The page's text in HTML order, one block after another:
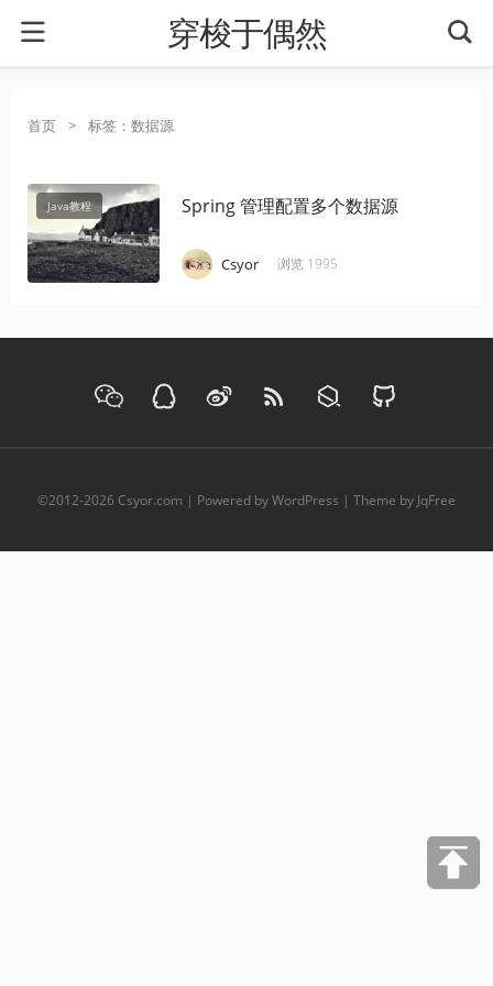
穿梭于偶然
首页 > 标签：数据源
Java教程 Spring 管理配置多个数据源
Csyor 浏览 1995
©2012-2026 Csyor.com | Powered by WordPress | Theme by JqFree